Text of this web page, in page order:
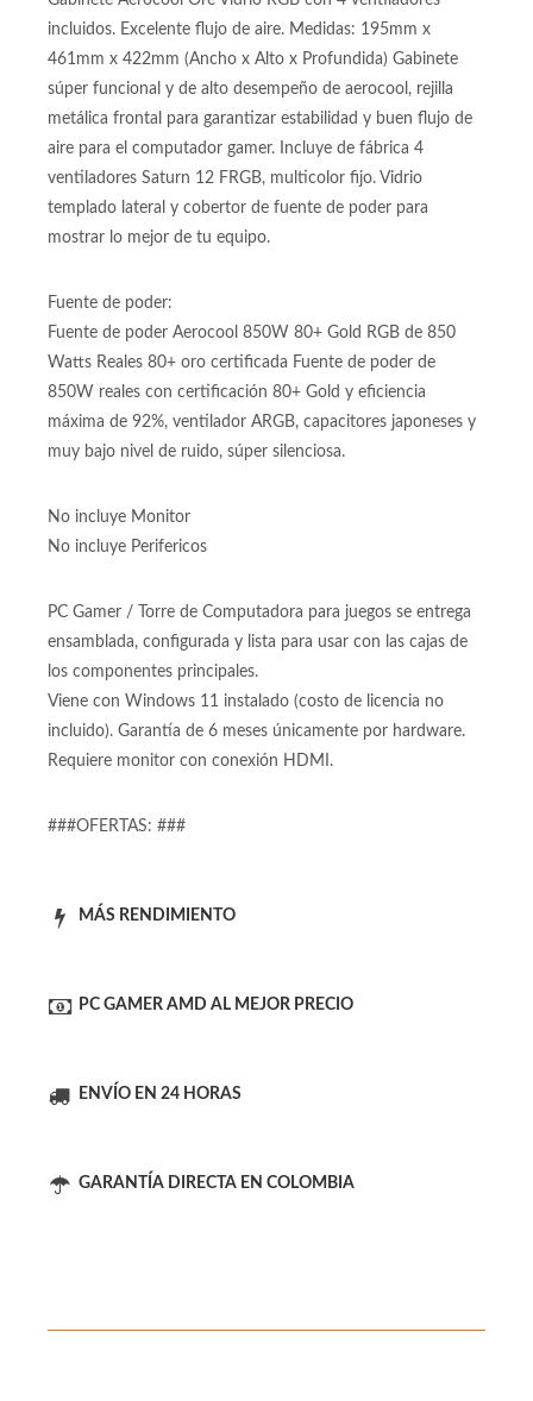
incluidos. Excelente flujo de aire. Medidas: 195mm x
461mm x 422mm (Ancho x Alto x Profundida) Gabinete
súper funcional y de alto desempeño de aerocool, rejilla
metálica frontal para garantizar estabilidad y buen flujo de
aire para el computador gamer. Incluye de fábrica 4
ventiladores Saturn 12 FRGB, multicolor fijo. Vidrio
templado lateral y cobertor de fuente de poder para
mostrar lo mejor de tu equipo.
Fuente de poder:
Fuente de poder Aerocool 850W 80+ Gold RGB de 850
Watts Reales 80+ oro certificada Fuente de poder de
850W reales con certificación 80+ Gold y eficiencia
máxima de 92%, ventilador ARGB, capacitores japoneses y
muy bajo nivel de ruido, súper silenciosa.
No incluye Monitor
No incluye Perifericos
PC Gamer / Torre de Computadora para juegos se entrega
ensamblada, configurada y lista para usar con las cajas de
los componentes principales.
Viene con Windows 11 instalado (costo de licencia no
incluido). Garantía de 6 meses únicamente por hardware.
Requiere monitor con conexión HDMI.
###OFERTAS: ###
MÁS RENDIMIENTO
PC GAMER AMD AL MEJOR PRECIO
ENVÍO EN 24 HORAS
GARANTÍA DIRECTA EN COLOMBIA